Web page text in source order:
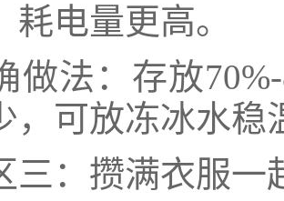
耗电量更高。
法：存放70%-
，可放冻冰水稳
：攒满衣服一